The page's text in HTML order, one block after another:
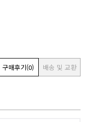
구매후기(0) 배송 및 교환